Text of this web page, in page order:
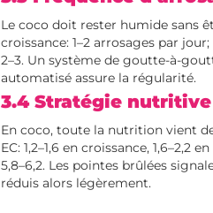
Le coco doit rester humide sans
croissance: 1–2 arrosages par
2–3. Un système de goutte-à-
automatisé assure la régularité.
3.4 Stratégie nutritive
En coco, toute la nutrition vient
EC: 1,2–1,6 en croissance, 1,6–2,2
5,8–6,2. Les pointes brûlées
réduis alors légèrement.